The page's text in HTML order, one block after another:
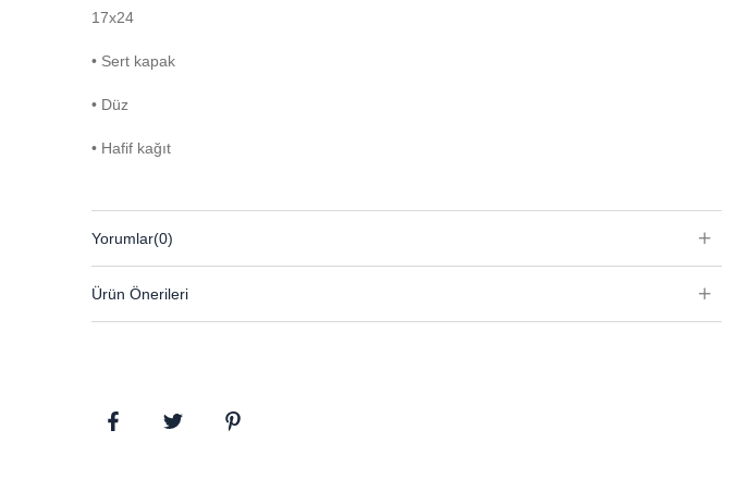
17x24
• Sert kapak
• Düz
• Hafif kağıt
Yorumlar(0)
Ürün Önerileri